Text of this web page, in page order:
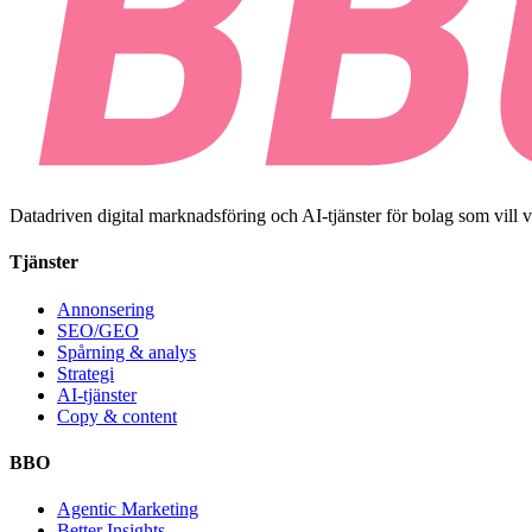
Datadriven digital marknadsföring och AI-tjänster för bolag som vill
Tjänster
Annonsering
SEO/GEO
Spårning & analys
Strategi
AI-tjänster
Copy & content
BBO
Agentic Marketing